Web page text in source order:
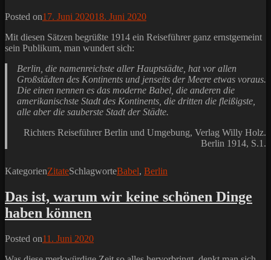
Posted on17. Juni 202018. Juni 2020
Mit diesen Sätzen begrüßte 1914 ein Reiseführer ganz ernstgemeint
sein Publikum, man wundert sich:
Berlin, die namenreichste aller Hauptstädte, hat vor allen
Großstädten des Kontinents und jenseits der Meere etwas voraus.
Die einen nennen es das moderne Babel, die anderen die
amerikanischste Stadt des Kontinents, die dritten die fleißigste,
alle aber die sauberste Stadt der Städte.
Richters Reiseführer Berlin und Umgebung, Verlag Willy Holz.
Berlin 1914, S.1.
KategorienZitateSchlagworteBabel, Berlin
Das ist, warum wir keine schönen Dinge
haben können
Posted on11. Juni 2020